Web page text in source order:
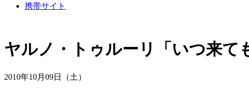
携帯サイト
ヤルノ・トゥルーリ「いつ来て
2010年10月09日（土）